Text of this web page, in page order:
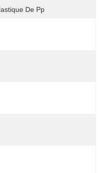
De Pp